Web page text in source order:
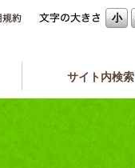
小
サイト内検索